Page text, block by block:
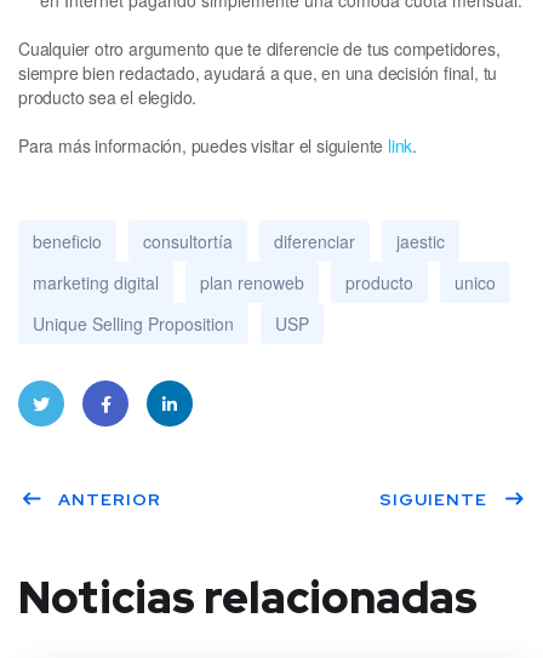
Cualquier otro argumento que te diferencie de tus competidores,
siempre bien redactado, ayudará a que, en una decisión final, tu
producto sea el elegido.
Para más información, puedes visitar el siguiente link.
beneficio consultortía diferenciar
jaestic
marketing digital
plan renoweb producto
unico
Unique Selling Proposition
USP
er book dIn
ANTERIOR SIGUIENTE
Noticias relacionadas